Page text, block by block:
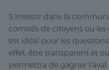
S’investir dans la
comités de citoyens ou
est idéal pour les
effet, être transparent et
permettra de gagner